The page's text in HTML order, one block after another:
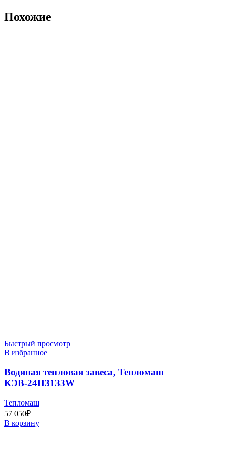
Похожие
Быстрый просмотр
В избранное
Водяная тепловая завеса, Тепломаш
КЭВ-24П3133W
Тепломаш
57 050₽
В корзину